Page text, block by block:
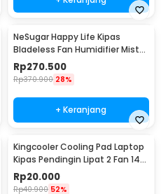
NeSugar Happy Life Kipas
Bladeless Fan Humidifier Mist
LED - R011
Rp270.500
Rp370.900 28%
+ Keranjang
Kingcooler Cooling Pad Laptop
Kipas Pendingin Lipat 2 Fan 14
Inch - 818
Rp20.000
Rp40.900 52%